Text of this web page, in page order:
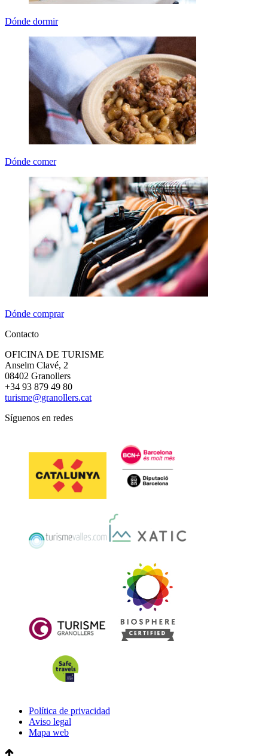
Dónde dormir
Dónde comer
Dónde comprar
Contacto
OFICINA DE TURISME
Anselm Clavé, 2
08402 Granollers
+34 93 879 49 80
turisme@granollers.cat
Síguenos en redes
Política de privacidad
Aviso legal
Mapa web